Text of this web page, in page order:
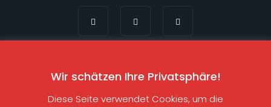
DATENSCHUTZ
Wir schätzen Ihre Privatsphäre!
Diese Seite verwendet Cookies, um die